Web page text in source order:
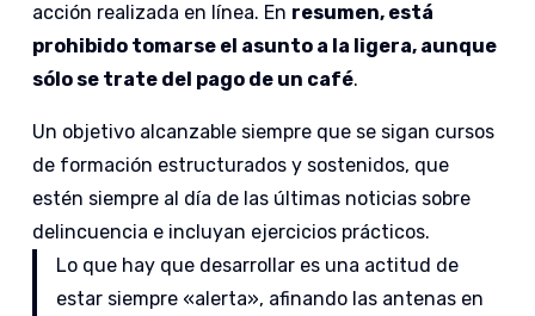
acción realizada en línea. En resumen, está
prohibido tomarse el asunto a la ligera, aunque
sólo se trate del pago de un café.
Un objetivo alcanzable siempre que se sigan cursos
de formación estructurados y sostenidos, que
estén siempre al día de las últimas noticias sobre
delincuencia e incluyan ejercicios prácticos.
Lo que hay que desarrollar es una actitud de
estar siempre «alerta», afinando las antenas en